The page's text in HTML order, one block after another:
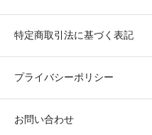
特定商取引法に基づく表記
プライバシーポリシー
お問い合わせ